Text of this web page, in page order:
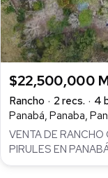
$22,500,000
Rancho
2 recs. 4
Panabá, Panaba,
VENTA DE
PIRULES EN